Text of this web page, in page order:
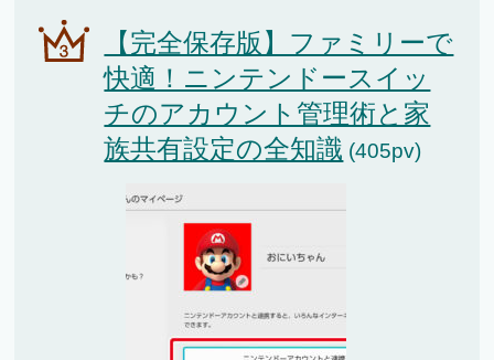
【完全保存版】ファミリーで
快適！ニンテンドースイッ
チのアカウント管理術と家
族共有設定の全知識 (405pv)